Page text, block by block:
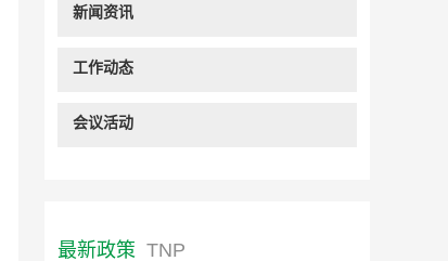
新闻资讯
工作动态
会议活动
最新政策 TNP